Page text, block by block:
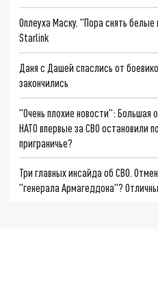
Оплеуха Маску. "Пора снять
Starlink
Даня с Дашей спаслись от
закончились
"Очень плохие новости": Большая
НАТО впервые за СВО остановили
приграничье?
Три главных инсайда об СВО.
"генерала Армагеддона"?